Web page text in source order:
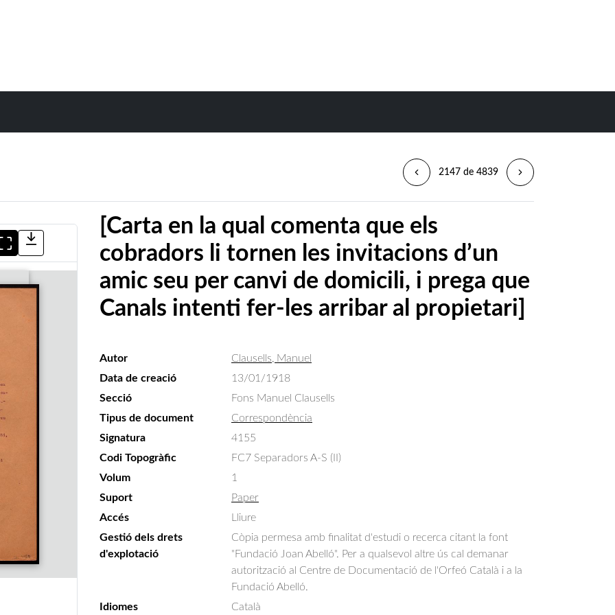
2147 de 4839
[Carta en la qual comenta que els
cobradors li tornen les invitacions d’un
amic seu per canvi de domicili, i prega que
Canals intenti fer-les arribar al propietari]
Autor
Clausells, Manuel
Data de creació
13/01/1918
Secció
Fons Manuel Clausells
Tipus de document
Correspondència
Signatura
4155
Codi Topogràfic
FC7 Separadors A-S (II)
Volum
1
Suport
Paper
Accés
Lliure
Gestió dels drets
d'explotació
Còpia permesa amb finalitat d'estudi o recerca citant la font
"Fundació Joan Abelló". Per a qualsevol altre ús cal demanar
autorització al Centre de Documentació de l'Orfeó Català i a la
Fundació Abelló.
Idiomes
Català